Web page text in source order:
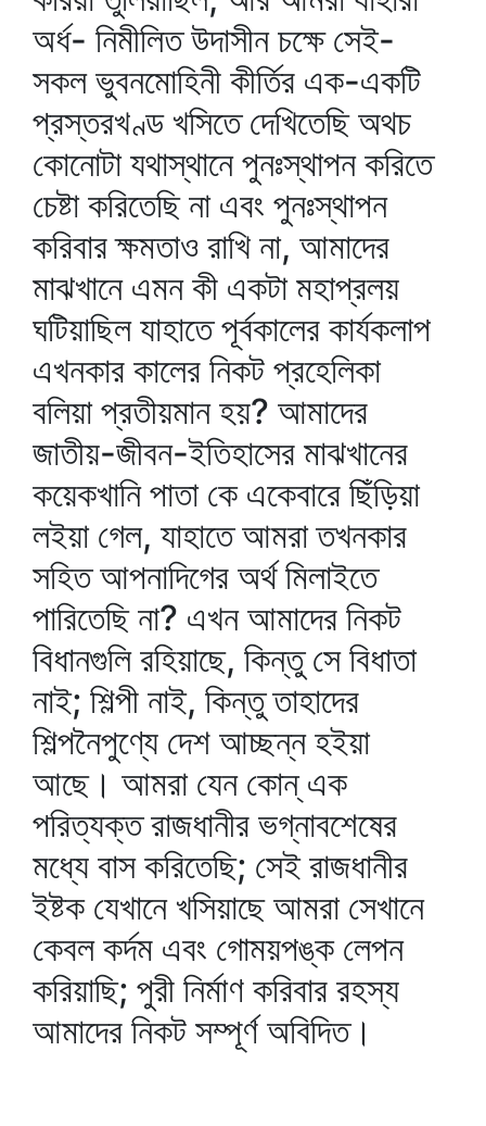
অর্ধ- নিমীলিত উদাসীন চক্ষে সেই-
সকল ভুবনমোহিনী কীর্তির এক-একটি
প্রস্তরখণ্ড খসিতে দেখিতেছি অথচ
কোনোটা যথাস্থানে পুনঃস্থাপন করিতে
চেষ্টা করিতেছি না এবং পুনঃস্থাপন
করিবার ক্ষমতাও রাখি না, আমাদের
মাঝখানে এমন কী একটা মহাপ্রলয়
ঘটিয়াছিল যাহাতে পূর্বকালের কার্যকলাপ
এখনকার কালের নিকট প্রহেলিকা
বলিয়া প্রতীয়মান হয়? আমাদের
জাতীয়-জীবন-ইতিহাসের মাঝখানের
কয়েকখানি পাতা কে একেবারে ছিঁড়িয়া
লইয়া গেল, যাহাতে আমরা তখনকার
সহিত আপনাদিগের অর্থ মিলাইতে
পারিতেছি না? এখন আমাদের নিকট
বিধানগুলি রহিয়াছে, কিন্তু সে বিধাতা
নাই; শিল্পী নাই, কিন্তু তাহাদের
শিল্পনৈপুণ্যে দেশ আচ্ছন্ন হইয়া
আছে। আমরা যেন কোন্‌ এক
পরিত্যক্ত রাজধানীর ভগ্নাবশেষের
মধ্যে বাস করিতেছি; সেই রাজধানীর
ইষ্টক যেখানে খসিয়াছে আমরা সেখানে
কেবল কর্দম এবং গোময়পঙ্ক লেপন
করিয়াছি; পুরী নির্মাণ করিবার রহস্য
আমাদের নিকট সম্পূর্ণ অবিদিত।